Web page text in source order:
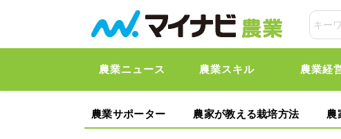
農業ニュース 農業スキル 農業経
農業サポーター 農家が教える栽培方法 農